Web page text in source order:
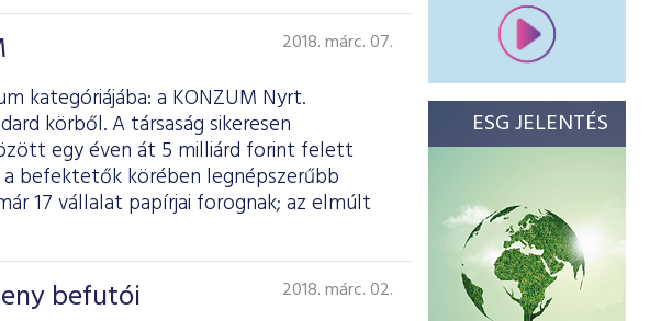
2018. márc. 07.
kategóriájába: a KONZUM Nyrt.
körből. A társaság sikeresen
egy éven át 5 milliárd forint felett
befektetők körében legnépszerűbb
17 vállalat papírjai forognak; az elmúlt
befutói 2018. márc. 02.
ESG JELENTÉS